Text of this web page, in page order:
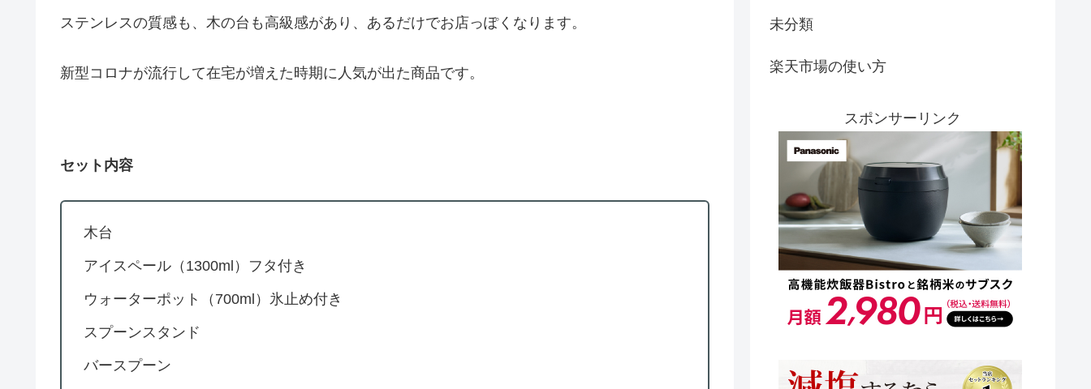
ステンレスの質感も、木の台も高級感があり、あるだけでお店っぽくなります。
新型コロナが流行して在宅が増えた時期に人気が出た商品です。
セット内容
木台
アイスペール（1300ml）フタ付き
ウォーターポット（700ml）氷止め付き
スプーンスタンド
バースプーン
未分類
楽天市場の使い方
スポンサーリンク